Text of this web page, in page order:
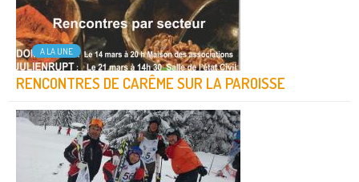
A LA UNE
RENCONTRES DE CARÊME SUR LA PAROISSE